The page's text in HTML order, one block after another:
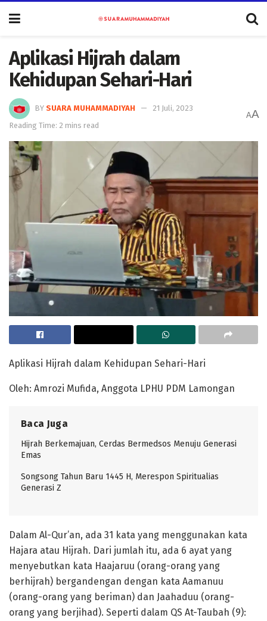
Aplikasi Hijrah dalam
Kehidupan Sehari-Hari
BY SUARA MUHAMMADIYAH
21 Juli, 2023
Reading Time: 2 mins read
AA
Aplikasi Hijrah dalam Kehidupan Sehari-Hari
Oleh: Amrozi Mufida, Anggota LPHU PDM Lamongan
Baca Juga
Hijrah Berkemajuan, Cerdas Bermedsos Menuju Generasi
Emas
Songsong Tahun Baru 1445 H, Merespon Spiritualias
Generasi Z
Dalam Al-Qur’an, ada 31 kata yang menggunakan kata
Hajara atau Hijrah. Dari jumlah itu, ada 6 ayat yang
menyebutkan kata Haajaruu (orang-orang yang
berhijrah) bergandengan dengan kata Aamanuu
(orang-orang yang beriman) dan Jaahaduu (orang-
orang yang berjihad). Seperti dalam QS At-Taubah (9):